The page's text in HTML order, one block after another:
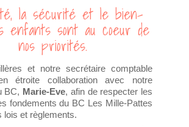
la sécurité et le bien-
enfants sont au coeur de
nos priorités.
et notre secrétaire comptable
étroite collaboration avec notre
BC, Marie-Eve, afin de respecter les
fondements du BC Les Mille-Pattes
lois et règlements.